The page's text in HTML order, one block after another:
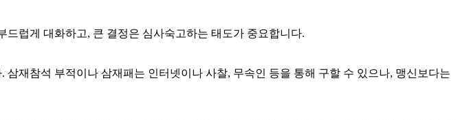
럽게 대화하고, 큰 결정은 심사숙고하는 태도가 중요합니다.
재참석 부적이나 삼재패는 인터넷이나 사찰, 무속인 등을 통해 구할 수 있으나, 맹신보다는